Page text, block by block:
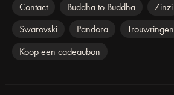
Contact Buddha to Buddha Zinzi
Swarovski
Pandora
Trouwringen
Koop een cadeaubon